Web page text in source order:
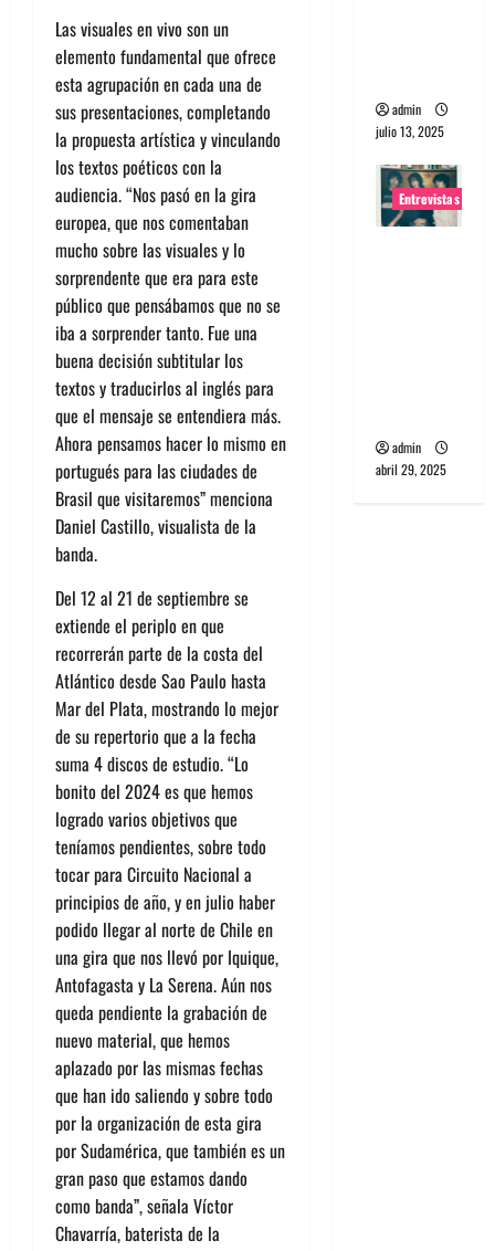
Las visuales en vivo son un
elemento fundamental que ofrece
esta agrupación en cada una de
sus presentaciones, completando
la propuesta artística y vinculando
los textos poéticos con la
audiencia. “Nos pasó en la gira
europea, que nos comentaban
mucho sobre las visuales y lo
sorprendente que era para este
público que pensábamos que no se
iba a sorprender tanto. Fue una
buena decisión subtitular los
textos y traducirlos al inglés para
que el mensaje se entendiera más.
Ahora pensamos hacer lo mismo en
portugués para las ciudades de
Brasil que visitaremos” menciona
Daniel Castillo, visualista de la
banda.
Del 12 al 21 de septiembre se
extiende el periplo en que
recorrerán parte de la costa del
Atlántico desde Sao Paulo hasta
Mar del Plata, mostrando lo mejor
de su repertorio que a la fecha
suma 4 discos de estudio. “Lo
bonito del 2024 es que hemos
logrado varios objetivos que
teníamos pendientes, sobre todo
tocar para Circuito Nacional a
principios de año, y en julio haber
podido llegar al norte de Chile en
una gira que nos llevó por Iquique,
Antofagasta y La Serena. Aún nos
queda pendiente la grabación de
nuevo material, que hemos
aplazado por las mismas fechas
que han ido saliendo y sobre todo
por la organización de esta gira
por Sudamérica, que también es un
gran paso que estamos dando
como banda”, señala Víctor
Chavarría, baterista de la
admin
julio 13, 2025
Entrevistas
admin
abril 29, 2025